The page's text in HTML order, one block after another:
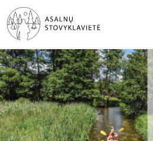
Pereiti
prie
turinio